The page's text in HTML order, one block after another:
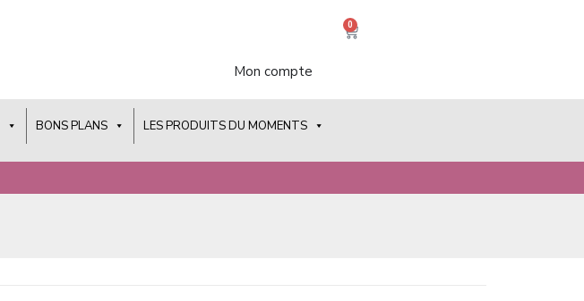
Mon compte
0
BONS PLANS LES PRODUITS DU MOMENTS